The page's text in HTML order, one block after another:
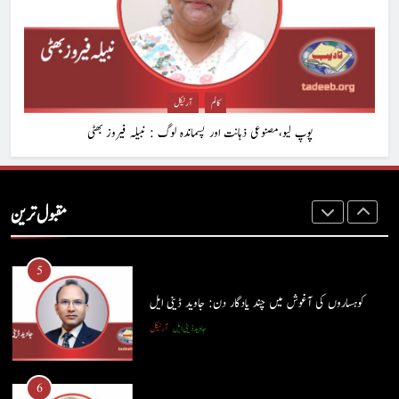
آرٹیکل کالم
پوپ لیو،مصنوعی ذہانت اور پسماندہ لوگ : نبیلہ فیروز بھٹی
مقبول ترین
3
شگفتہ گفتگو تیری : جاوید ڈینی ایل
جاوید ڈینی ایل
4
5
کوہساروں کی آغوش میں چند یادگار دن: جاوید ڈینی ایل
آرٹیکل جاوید ڈینی ایل
6